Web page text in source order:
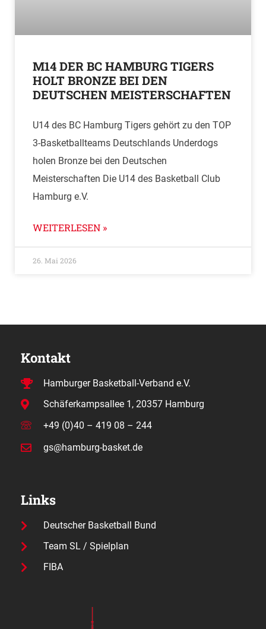
M14 DER BC HAMBURG TIGERS
HOLT BRONZE BEI DEN
DEUTSCHEN MEISTERSCHAFTEN
U14 des BC Hamburg Tigers gehört zu den TOP
3-Basketballteams Deutschlands Underdogs
holen Bronze bei den Deutschen
Meisterschaften Die U14 des Basketball Club
Hamburg e.V.
WEITERLESEN »
26. Mai 2026
Kontakt
Hamburger Basketball-Verband e.V.
Schäferkampsallee 1, 20357 Hamburg
+49 (0)40 – 419 08 – 244
gs@hamburg-basket.de
Links
Deutscher Basketball Bund
Team SL / Spielplan
FIBA